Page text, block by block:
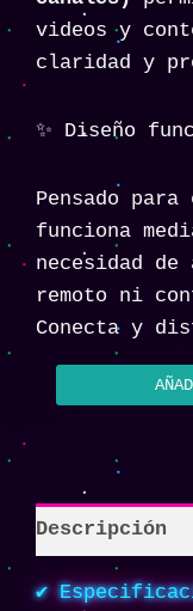
videos y
claridad y
✨ Diseño
Pensado
funciona
necesidad
remoto ni
Conecta y
Descripción
✔